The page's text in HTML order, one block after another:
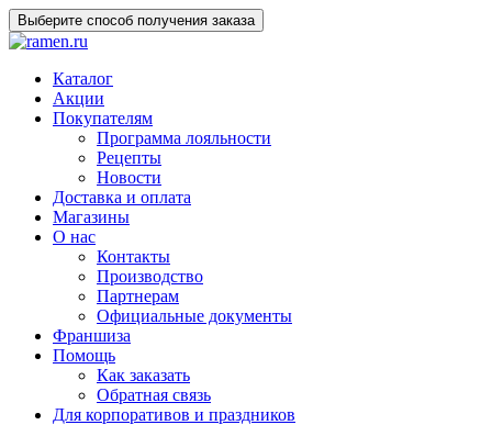
Выберите способ получения заказа
Каталог
Акции
Покупателям
Программа лояльности
Рецепты
Новости
Доставка и оплата
Магазины
О нас
Контакты
Производство
Партнерам
Официальные документы
Франшиза
Помощь
Как заказать
Обратная связь
Для корпоративов и праздников